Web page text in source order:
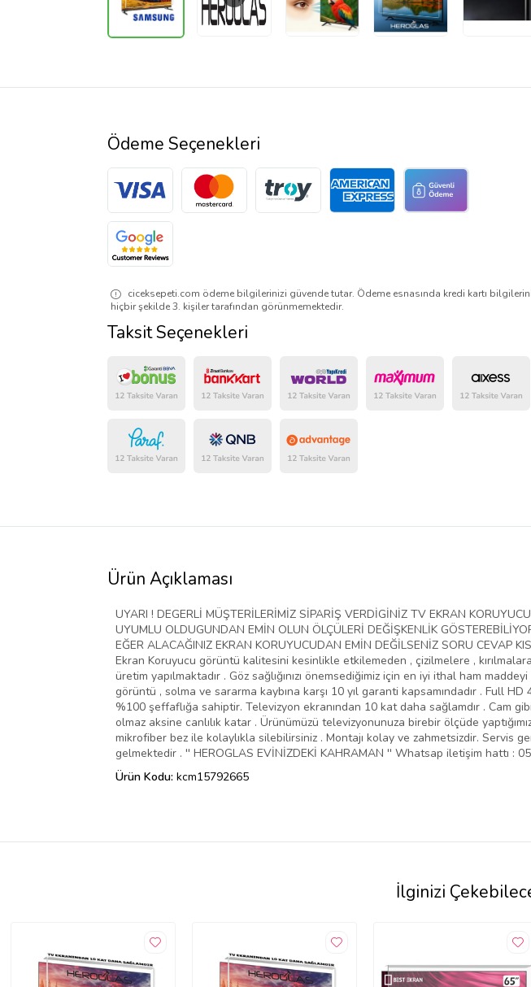
Ödeme Seçenekleri
ciceksepeti.com ödeme bilgilerinizi güvende tutar. Ödeme esnasında kredi kartı
hiçbir şekilde 3. kişiler tarafından görünmemektedir.
Taksit Seçenekleri
Ürün Açıklaması
UYARI ! DEGERLİ MÜŞTERİLERİMİZ SİPARİŞ VERDİGİNİZ TV EKRAN
UYUMLU OLDUGUNDAN EMİN OLUN ÖLÇÜLERİ DEĞİŞKENLİK
EĞER ALACAĞINIZ EKRAN KORUYUCUDAN EMİN DEĞİLSENİZ SORU CEVAP
Ekran Koruyucu görüntü kalitesini kesinlikle etkilemeden , çizilmelere ,
üretim yapılmaktadır . Göz sağlığınızı önemsediğimiz için en iyi ithal ham
görüntü , solma ve sararma kaybına karşı 10 yıl garanti kapsamındadır . Full
%100 şeffaflığa sahiptir. Televizyon ekranından 10 kat daha sağlamdır . Cam
olmaz aksine canlılık katar . Ürünümüzü televizyonunuza birebir ölçüde
mikrofiber bez ile kolaylıkla silebilirsiniz . Montajı kolay ve zahmetsizdir. Servis
gelmektedir . '' HEROGLAS EVİNİZDEKİ KAHRAMAN '' Whatsap iletişim hattı :
Ürün Kodu: kcm15792665
İlginizi